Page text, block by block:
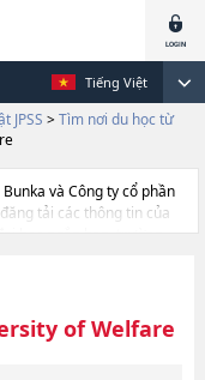
Tiếng Việt
JPSS > Tìm nơi du học từ
và Công ty cổ phần
tải các thông tin của
học ngắn hạn, trường
các Ngành Social
ngành học, thông tin
số lượng trúng tuyển, cở
of Welfare